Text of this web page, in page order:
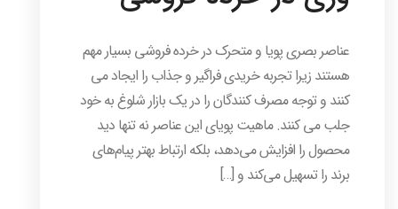
عناصر بصری پویا و متحرک در خرده فروشی بسیار مهم
هستند زیرا تجربه خریدی فراگیر و جذاب را ایجاد می
کنند و توجه مصرف کنندگان را در یک بازار شلوغ به خود
جلب می کنند. ماهیت پویای این عناصر نه تنها دید
محصول را افزایش می‌دهد، بلکه ارتباط بهتر پیام‌های
برند را تسهیل می‌کند و […]